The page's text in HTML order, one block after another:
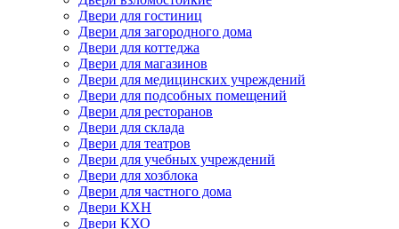
Двери для гостиниц
Двери для загородного дома
Двери для коттеджа
Двери для магазинов
Двери для медицинских учреждений
Двери для подсобных помещений
Двери для ресторанов
Двери для склада
Двери для театров
Двери для учебных учреждений
Двери для хозблока
Двери для частного дома
Двери КХН
Двери КХО